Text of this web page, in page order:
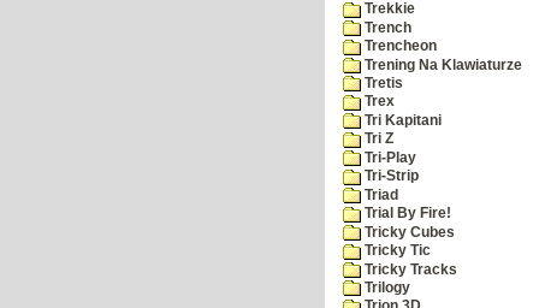
Trekkie
Trench
Trencheon
Trening Na Klawiaturze
Tretis
Trex
Tri Kapitani
Tri Z
Tri-Play
Tri-Strip
Triad
Trial By Fire!
Tricky Cubes
Tricky Tic
Tricky Tracks
Trilogy